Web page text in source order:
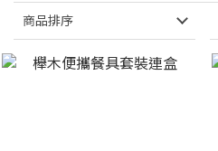
商品排序